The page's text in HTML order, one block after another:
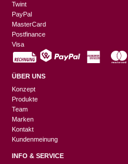
Twint
PayPal
MasterCard
Postfinance
Visa
ÜBER UNS
Konzept
Produkte
Team
Marken
Kontakt
Kundenmeinung
INFO & SERVICE